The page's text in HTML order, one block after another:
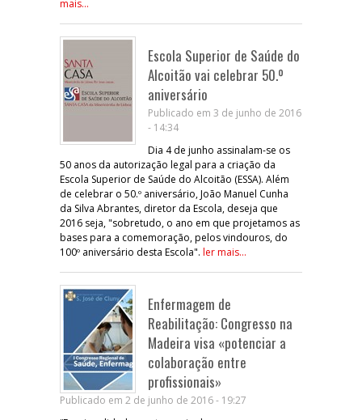
mais...
Escola Superior de Saúde do
Alcoitão vai celebrar 50.º
aniversário
Publicado em 3 de junho de 2016
- 14:34
Dia 4 de junho assinalam-se os
50 anos da autorização legal para a criação da
Escola Superior de Saúde do Alcoitão (ESSA). Além
de celebrar o 50.º aniversário, João Manuel Cunha
da Silva Abrantes, diretor da Escola, deseja que
2016 seja, "sobretudo, o ano em que projetamos as
bases para a comemoração, pelos vindouros, do
100º aniversário desta Escola". ler mais...
Enfermagem de
Reabilitação: Congresso na
Madeira visa «potenciar a
colaboração entre
profissionais»
Publicado em 2 de junho de 2016 - 19:27